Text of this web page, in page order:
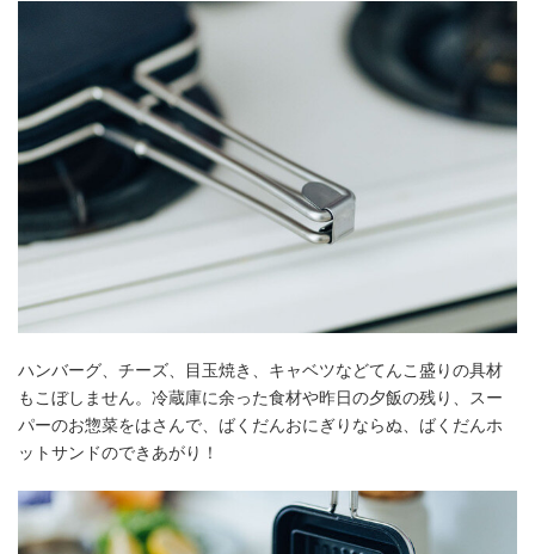
ハンバーグ、チーズ、目玉焼き、キャベツなどてんこ盛りの具材
もこぼしません。冷蔵庫に余った食材や昨日の夕飯の残り、スー
パーのお惣菜をはさんで、ばくだんおにぎりならぬ、ばくだんホ
ットサンドのできあがり！